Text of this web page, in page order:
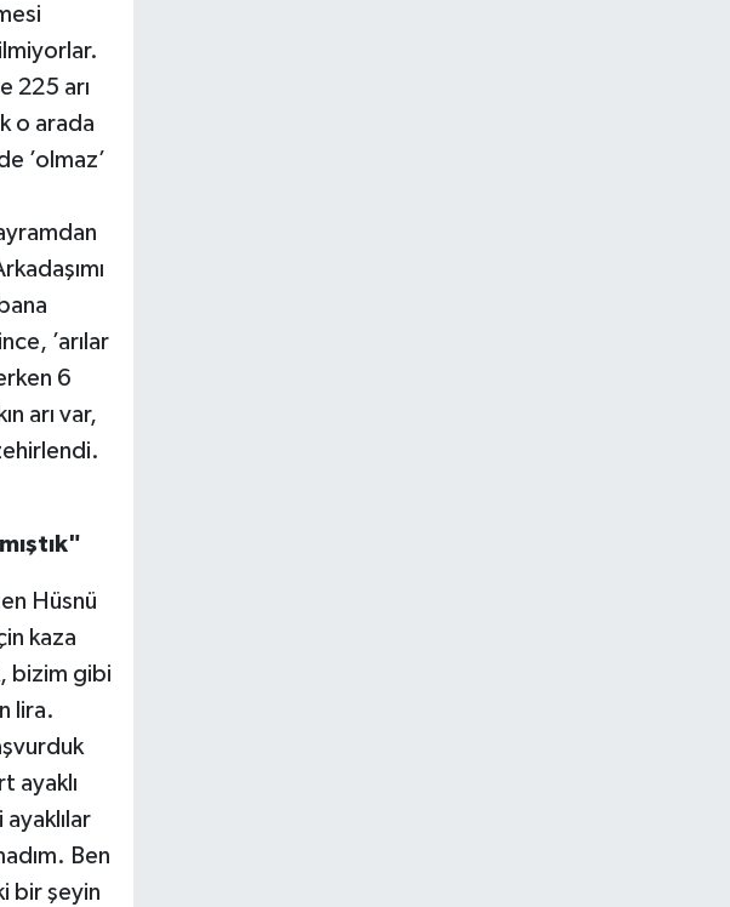
225 arı
o arada
’olmaz’
’arılar
6
arı var,
Hüsnü
kaza
bizim gibi
lira.
ayaklı
ayaklılar
Ben
bir şeyin